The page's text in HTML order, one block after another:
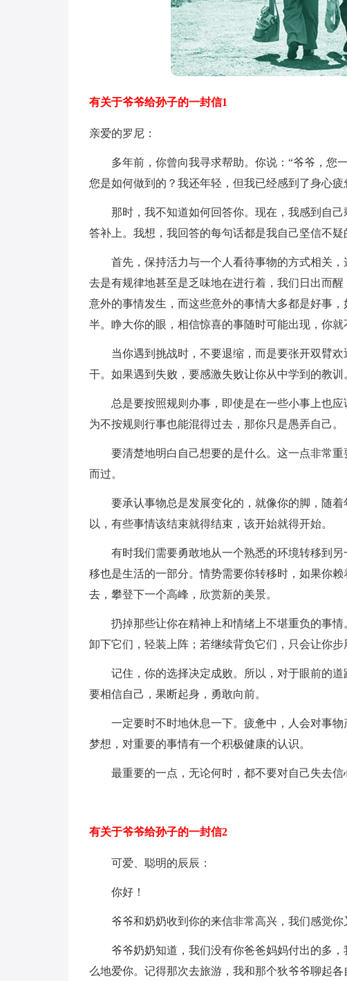
有关于爷爷给孙子的一封信1
亲爱的罗尼：
多年前，你曾向我寻求帮助。你说：“爷爷，您一
您是如何做到的？我还年轻，但我已经感到了身心
那时，我不知道如何回答你。现在，我感到自己
答补上。我想，我回答的每句话都是我自己坚信不疑
首先，保持活力与一个人看待事物的方式相关，
去是有规律地甚至是乏味地在进行着，我们日出而
意外的事情发生，而这些意外的事情大多都是好事
半。睁大你的眼，相信惊喜的事随时可能出现，你就
当你遇到挑战时，不要退缩，而是要张开双臂欢
干。如果遇到失败，要感激失败让你从中学到的教训
总是要按照规则办事，即使是在一些小事上也应
为不按规则行事也能混得过去，那你只是愚弄自己。
要清楚地明白自己想要的是什么。这一点非常重
而过。
要承认事物总是发展变化的，就像你的脚，随着
以，有些事情该结束就得结束，该开始就得开始。
有时我们需要勇敢地从一个熟悉的环境转移到另
移也是生活的一部分。情势需要你转移时，如果你
去，攀登下一个高峰，欣赏新的美景。
扔掉那些让你在精神上和情绪上不堪重负的事情
卸下它们，轻装上阵；若继续背负它们，只会让你步
记住，你的选择决定成败。所以，对于眼前的道
要相信自己，果断起身，勇敢向前。
一定要时不时地休息一下。疲惫中，人会对事物
梦想，对重要的事情有一个积极健康的认识。
最重要的一点，无论何时，都不要对自己失去信
有关于爷爷给孙子的一封信2
可爱、聪明的辰辰：
你好！
爷爷和奶奶收到你的来信非常高兴，我们感觉你
爷爷奶奶知道，我们没有你爸爸妈妈付出的多，
么地爱你。记得那次去旅游，我和那个狄爷爷聊起